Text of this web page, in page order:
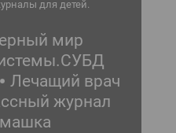
для детей.
мир
Лечащий врач
журнал